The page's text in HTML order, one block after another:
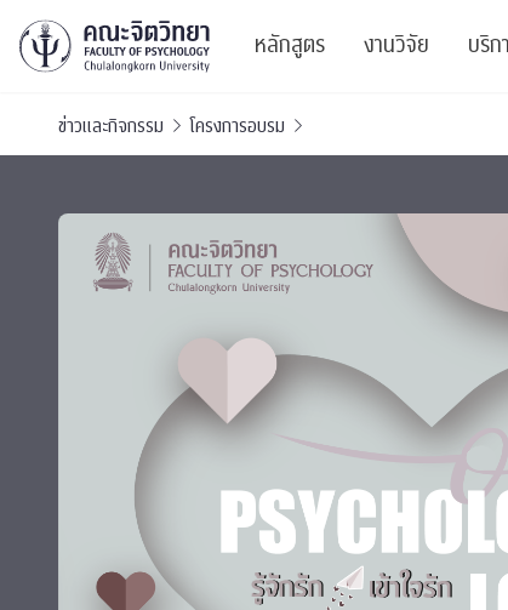
หลักสูตร
ปริญญาบัณฑิต
หลักสูตรปริญญาตรี
นิสิตปัจจุบัน
งานวิจัย
ทรัพยากรแล
ผลงานตีพิมพ์
งานประชุม
งานประชุมวิ
TICP 2023
SSBW
ทุนและรางวั
บริก
ข่าวและกิจกรรม โครงการอบรม